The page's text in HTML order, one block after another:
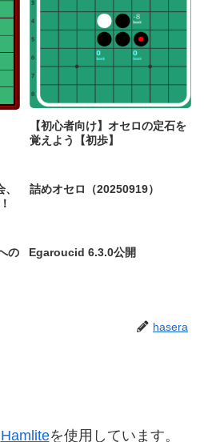
【初心者向け】オセロの定石を
覚えよう【初歩】
詰めオセロ（20250919）
の
Egaroucid 6.3.0公開
hasera
Hamliteを使用しています。